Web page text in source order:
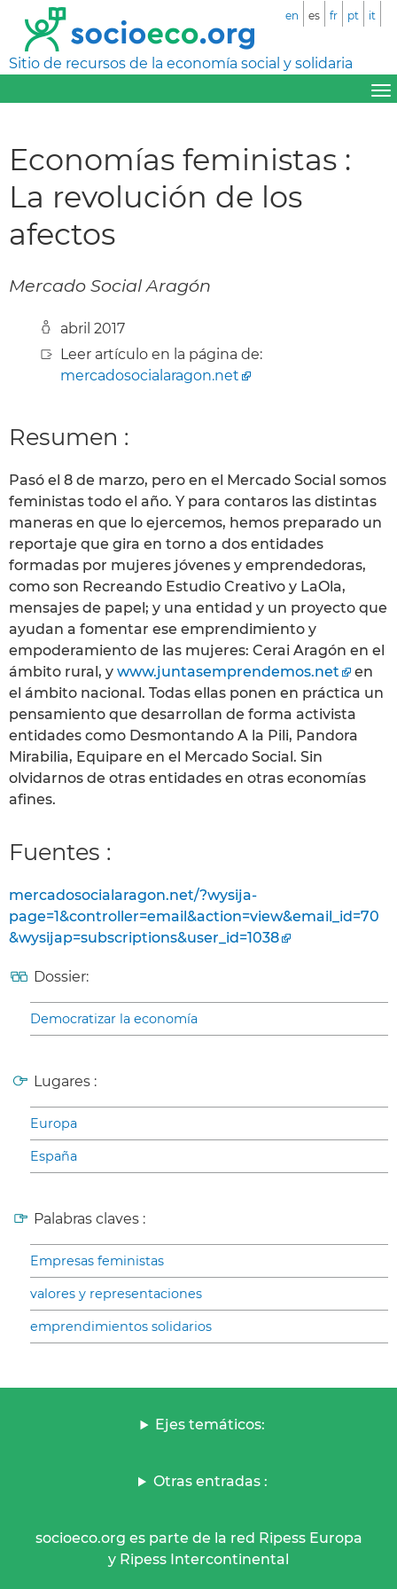
Sitio de recursos de la economía social y solidaria
en es fr pt it
Economías feministas :
La revolución de los
afectos
Mercado Social Aragón
abril 2017
Leer artículo en la página de:
mercadosocialaragon.net
Resumen :
Pasó el 8 de marzo, pero en el Mercado Social somos
feministas todo el año. Y para contaros las distintas
maneras en que lo ejercemos, hemos preparado un
reportaje que gira en torno a dos entidades
formadas por mujeres jóvenes y emprendedoras,
como son Recreando Estudio Creativo y LaOla,
mensajes de papel; y una entidad y un proyecto que
ayudan a fomentar ese emprendimiento y
empoderamiento de las mujeres: Cerai Aragón en el
ámbito rural, y www.juntasemprendemos.net
en
el ámbito nacional. Todas ellas ponen en práctica un
pensamiento que desarrollan de forma activista
entidades como Desmontando A la Pili, Pandora
Mirabilia, Equipare en el Mercado Social. Sin
olvidarnos de otras entidades en otras economías
afines.
Fuentes :
mercadosocialaragon.net/?wysija-
page=1&controller=email&action=view&email_id=70
&wysijap=subscriptions&user_id=1038
Dossier:
Democratizar la economía
Lugares :
Europa
España
Palabras claves :
Empresas feministas
valores y representaciones
emprendimientos solidarios
Ejes temáticos:
Otras entradas :
socioeco.org es parte de la red Ripess Europa
y Ripess Intercontinental